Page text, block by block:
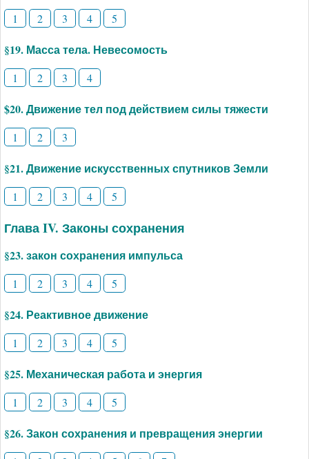
1 2 3 4 5
§19. Масса тела. Невесомость
1 2 3 4
$20. Движение тел под действием силы тяжести
1 2 3
§21. Движение искусственных спутников Земли
1 2 3 4 5
Глава IV. Законы сохранения
§23. закон сохранения импульса
1 2 3 4 5
§24. Реактивное движение
1 2 3 4 5
§25. Механическая работа и энергия
1 2 3 4 5
§26. Закон сохранения и превращения энергии